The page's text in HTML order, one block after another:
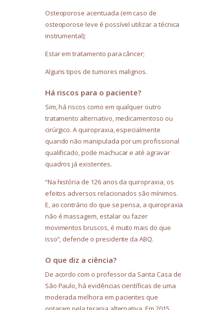
Osteoporose acentuada (em caso de
osteoporose leve é possível utilizar a técnica
instrumental);
Estar em tratamento para câncer;
Alguns tipos de tumores malignos.
Há riscos para o paciente?
Sim, há riscos como em qualquer outro
tratamento alternativo, medicamentoso ou
cirúrgico. A quiropraxia, especialmente
quando não manipulada por um profissional
qualificado, pode machucar e até agravar
quadros já existentes.
“Na história de 126 anos da quiropraxia, os
efeitos adversos relacionados são mínimos.
E, ao contrário do que se pensa, a quiropraxia
não é massagem, estalar ou fazer
movimentos bruscos, é muito mais do que
isso”, defende o presidente da ABQ.
O que diz a ciência?
De acordo com o professor da Santa Casa de
São Paulo, há evidências científicas de uma
moderada melhora em pacientes que